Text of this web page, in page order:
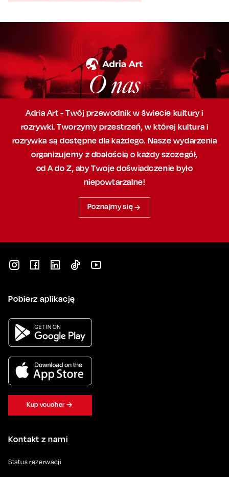
O nas
Adria Art - Twój przewodnik w świecie kultury i
rozrywki. Tworzymy przestrzeń,w której kultura i
rozrywka są dostępne dla każdego. Nasze wydarzenia
organizujemy z dbałością o każdy szczegół,
od A do Z, abyTwoje doświadczenie było
niepowtarzalne!
Poznajmy się
Kontakt z nami
Status rezerwacji
Pobierz aplikację
Kup voucher